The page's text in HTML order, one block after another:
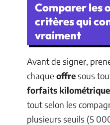
Comparer les
critères qui
vraiment
Avant de signer,
chaque offresous
forfaits
tout selon les
plusieurs seuils (5